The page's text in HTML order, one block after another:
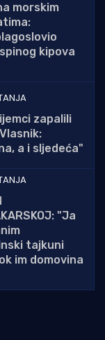
morskim
kipova
zapalili
a i sljedeća"
"Ja
tajkuni
im domovina